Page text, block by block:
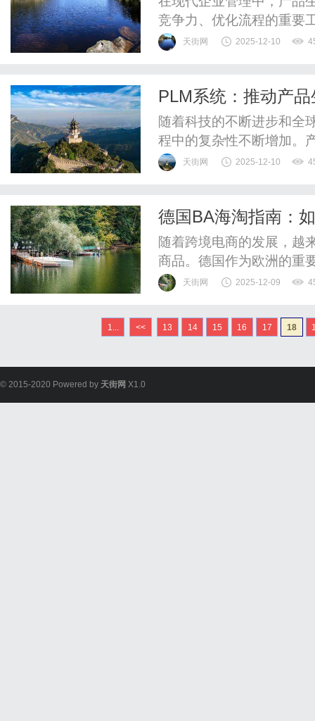
竞争力、优化流程的重要
发、生产到最终退市的整
产品生命周期管理（PLM
天街网 2025-12-10
PLM系统：推动产
随着科技的不断进步和全
程中的复杂性不断增加。
（
PLM系统？产品生命周期
天街网 2025-12-10
德国BA海淘指南：
随着跨境电商的发展，越
商品。德国作为欧洲的重
高品质商品，因而成为海
选购德国优质商品。首先
成立于1921年，是德国创
天街网 2025-12-09
1... << 13 14 15 16 17 18
© 2015-2020 Powered by 天街网 X1.0